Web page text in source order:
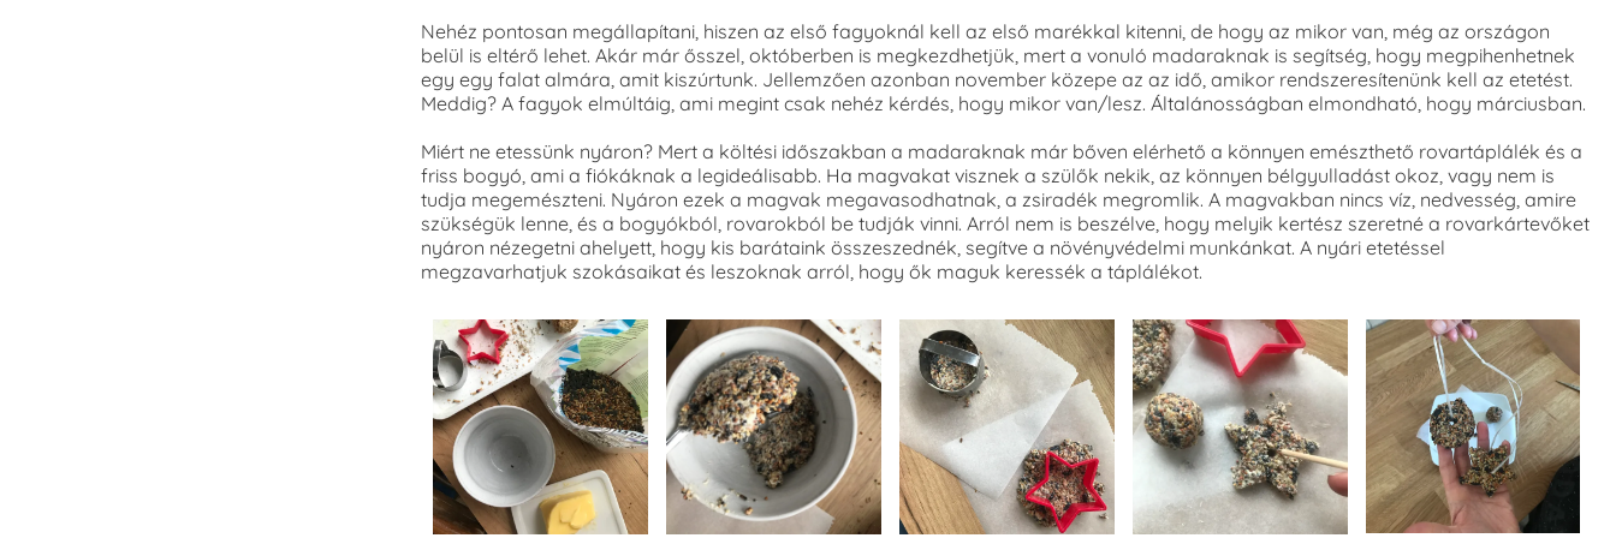
Nehéz pontosan megállapítani, hiszen az első fagyoknál kell az első marékkal kitenni, de hogy az mikor van, még az országon
belül is eltérő lehet. Akár már ősszel, októberben is megkezdhetjük, mert a vonuló madaraknak is segítség, hogy megpihenhetnek
egy egy falat almára, amit kiszúrtunk. Jellemzően azonban november közepe az az idő, amikor rendszeresítenünk kell az etetést.
Meddig? A fagyok elmúltáig, ami megint csak nehéz kérdés, hogy mikor van/lesz. Általánosságban elmondható, hogy márciusban.
Miért ne etessünk nyáron? Mert a költési időszakban a madaraknak már bőven elérhető a könnyen emészthető rovartáplálék és a
friss bogyó, ami a fiókáknak a legideálisabb. Ha magvakat visznek a szülők nekik, az könnyen bélgyulladást okoz, vagy nem is
tudja megemészteni. Nyáron ezek a magvak megavasodhatnak, a zsiradék megromlik. A magvakban nincs víz, nedvesség, amire
szükségük lenne, és a bogyókból, rovarokból be tudják vinni. Arról nem is beszélve, hogy melyik kertész szeretné a rovarkártevőket
nyáron nézegetni ahelyett, hogy kis barátaink összeszednék, segítve a növényvédelmi munkánkat. A nyári etetéssel
megzavarhatjuk szokásaikat és leszoknak arról, hogy ők maguk keressék a táplálékot.